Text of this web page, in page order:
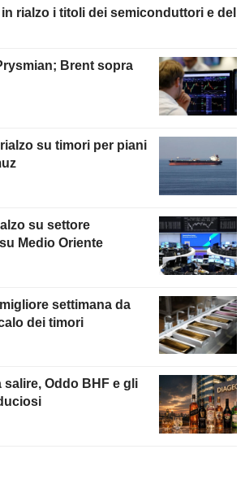
rialzo i titoli dei semiconduttori e del
Brent sopra
su timori per piani
su settore
Medio Oriente
settimana da
dei timori
salire, Oddo BHF e gli